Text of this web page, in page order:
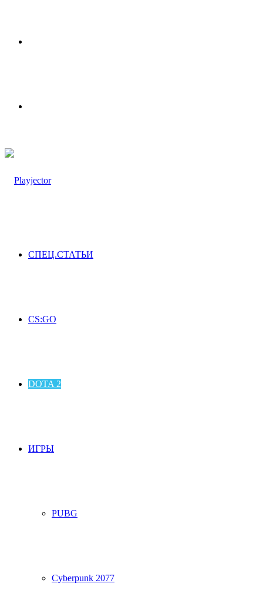
СПЕЦ.СТАТЬИ
CS:GO
DOTA 2
ИГРЫ
PUBG
Cyberpunk 2077